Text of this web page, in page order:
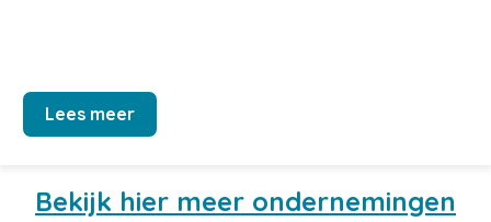
Lees meer
Bekijk hier meer ondernemingen